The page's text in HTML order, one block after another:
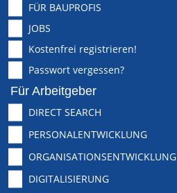
FÜR BAUPROFIS
JOBS
Kostenfrei registrieren!
Passwort vergessen?
Für Arbeitgeber
DIRECT SEARCH
PERSONALENTWICKLUNG
ORGANISATIONSENTWICKLUNG
DIGITALISIERUNG